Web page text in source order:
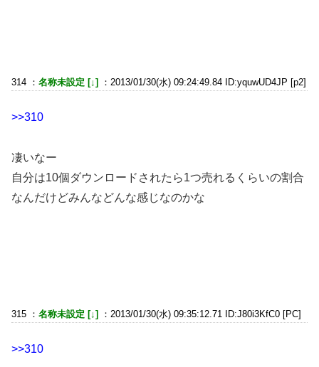
314 ： 名称未設定 [↓] ：2013/01/30(水) 09:24:49.84 ID:yquwUD4JP [p2]
>>310
凄いなー
自分は10個ダウンロードされたら1つ売れるくらいの割合
なんだけどみんなどんな感じなのかな
315 ： 名称未設定 [↓] ：2013/01/30(水) 09:35:12.71 ID:J80i3KfC0 [PC]
>>310